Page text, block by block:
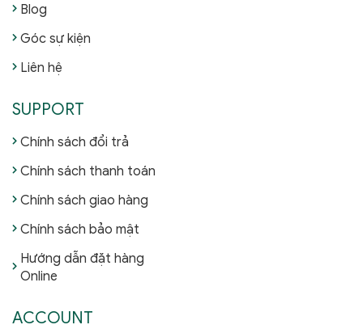
Blog
Góc sự kiện
Liên hệ
SUPPORT
Chính sách đổi trả
Chính sách thanh toán
Chính sách giao hàng
Chính sách bảo mật
Hướng dẫn đặt hàng
Online
ACCOUNT